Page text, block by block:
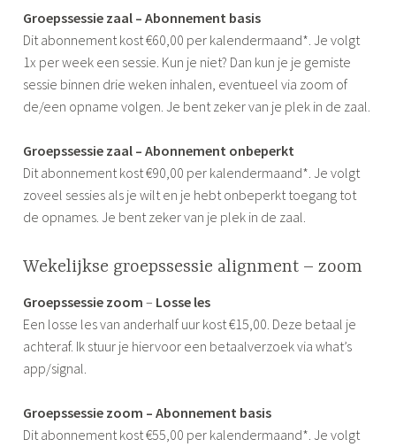
Groepssessie zaal – Abonnement basis
Dit abonnement kost €60,00 per kalendermaand*. Je volgt
1x per week een sessie. Kun je niet? Dan kun je je gemiste
sessie binnen drie weken inhalen, eventueel via zoom of
de/een opname volgen. Je bent zeker van je plek in de zaal.
Groepssessie zaal – Abonnement onbeperkt
Dit abonnement kost €90,00 per kalendermaand*. Je volgt
zoveel sessies als je wilt en je hebt onbeperkt toegang tot
de opnames. Je bent zeker van je plek in de zaal.
Wekelijkse groepssessie alignment – zoom
Groepssessie zoom– Losse les
Een losse les van anderhalf uur kost €15,00. Deze betaal je
achteraf. Ik stuur je hiervoor een betaalverzoek via what’s
app/signal.
Groepssessie zoom – Abonnement basis
Dit abonnementkost €55,00 per kalendermaand*. Je volgt